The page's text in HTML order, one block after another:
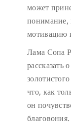
может
понимание,
мотивацию
Лама Сопа
рассказать
что, как
он